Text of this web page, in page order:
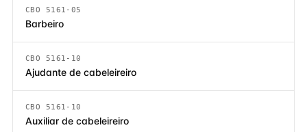
CBO 5161-05
Barbeiro
CBO 5161-10
Ajudante de cabeleireiro
CBO 5161-10
Auxiliar de cabeleireiro